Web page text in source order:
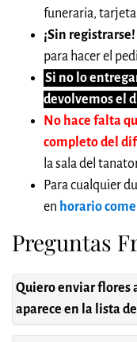
funeraria,
¡Sin registrarse!
para hacer el
Si no lo
devolvemos el
No hace falta
completo del
la sala del
Para cualquier
en horario
Preguntas
Quiero enviar flores
aparece en la lista